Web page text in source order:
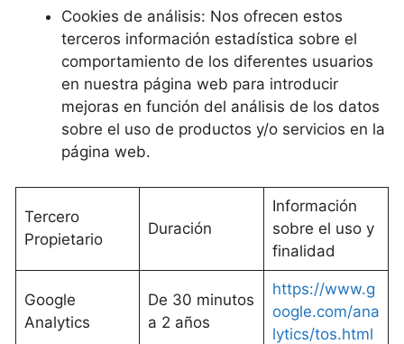
Cookies de análisis: Nos ofrecen estos
terceros información estadística sobre el
comportamiento de los diferentes usuarios
en nuestra página web para introducir
mejoras en función del análisis de los datos
sobre el uso de productos y/o servicios en la
página web.
Tercero
Propietario
Duración
Información
sobre el uso y
finalidad
Google
Analytics
De 30 minutos
a 2 años
https://www.g
oogle.com/ana
lytics/tos.html